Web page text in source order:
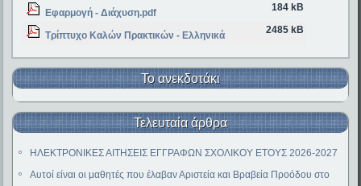
Εφαρμογή - Διάχυση.pdf
184 kB
Τρίπτυχο Καλών Πρακτικών - Ελληνικά
2485 kB
Το ανεκδοτάκι
Τελευταία άρθρα
ΗΛΕΚΤΡΟΝΙΚΕΣ ΑΙΤΗΣΕΙΣ ΕΓΓΡΑΦΩΝ ΣΧΟΛΙΚΟΥ ΕΤΟΥΣ 2026-2027
Αυτοί είναι οι μαθητές που έλαβαν Αριστεία και Βραβεία Προόδου στο